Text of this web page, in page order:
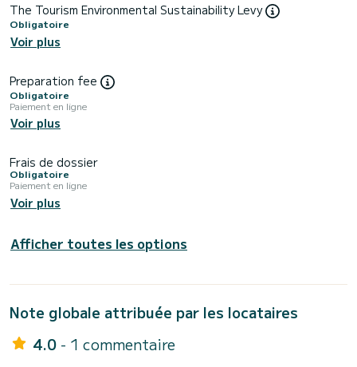
The Tourism Environmental Sustainability Levy
Obligatoire
Voir plus
Preparation fee
Obligatoire
Paiement en ligne
Voir plus
Frais de dossier
Obligatoire
Paiement en ligne
Voir plus
Afficher toutes les options
Note globale attribuée par les locataires
4.0 - 1 commentaire